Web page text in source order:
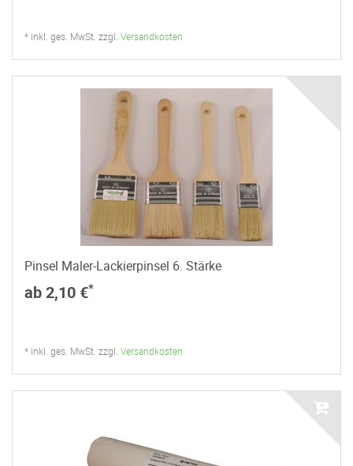
* inkl. ges. MwSt. zzgl. Versandkosten
Pinsel Maler-Lackierpinsel 6. Stärke
ab 2,10 €*
* inkl. ges. MwSt. zzgl. Versandkosten